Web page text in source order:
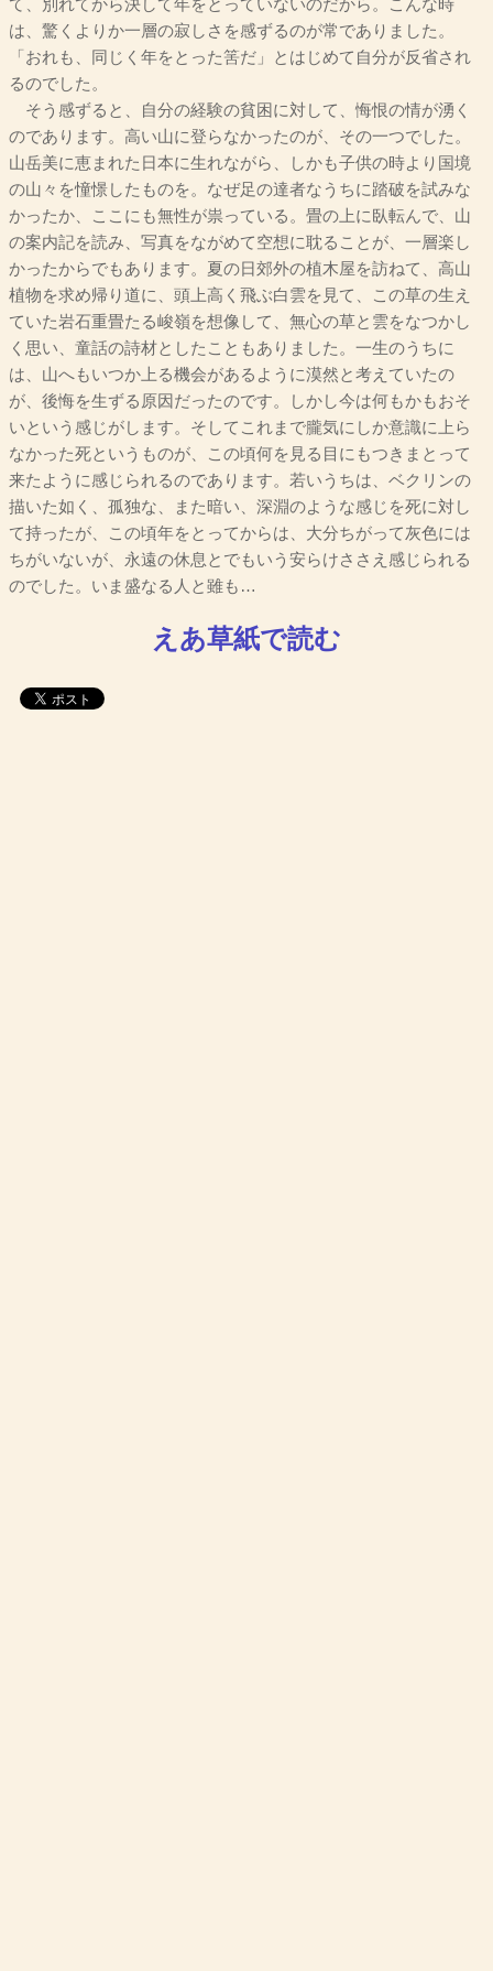
て、別れてから決して年をとっていないのだから。こんな時
は、驚くよりか一層の寂しさを感ずるのが常でありました。
「おれも、同じく年をとった筈だ」とはじめて自分が反省され
るのでした。
そう感ずると、自分の経験の貧困に対して、悔恨の情が湧く
のであります。高い山に登らなかったのが、その一つでした。
山岳美に恵まれた日本に生れながら、しかも子供の時より国境
の山々を憧憬したものを。なぜ足の達者なうちに踏破を試みな
かったか、ここにも無性が祟っている。畳の上に臥転んで、山
の案内記を読み、写真をながめて空想に耽ることが、一層楽し
かったからでもあります。夏の日郊外の植木屋を訪ねて、高山
植物を求め帰り道に、頭上高く飛ぶ白雲を見て、この草の生え
ていた岩石重畳たる峻嶺を想像して、無心の草と雲をなつかし
く思い、童話の詩材としたこともありました。一生のうちに
は、山へもいつか上る機会があるように漠然と考えていたの
が、後悔を生ずる原因だったのです。しかし今は何もかもおそ
いという感じがします。そしてこれまで朧気にしか意識に上ら
なかった死というものが、この頃何を見る目にもつきまとって
来たように感じられるのであります。若いうちは、ベクリンの
描いた如く、孤独な、また暗い、深淵のような感じを死に対し
て持ったが、この頃年をとってからは、大分ちがって灰色には
ちがいないが、永遠の休息とでもいう安らけささえ感じられる
のでした。いま盛なる人と雖も…
えあ草紙で読む